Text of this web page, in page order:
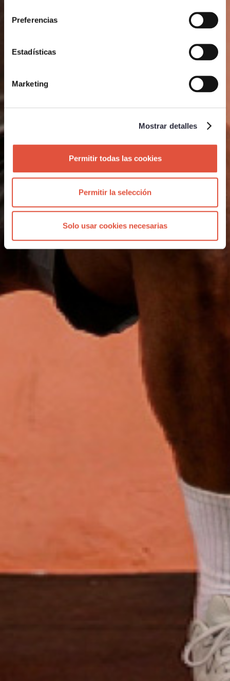
Preferencias
Estadísticas
Marketing
Mostrar detalles
Permitir todas las cookies
Permitir la selección
Solo usar cookies necesarias